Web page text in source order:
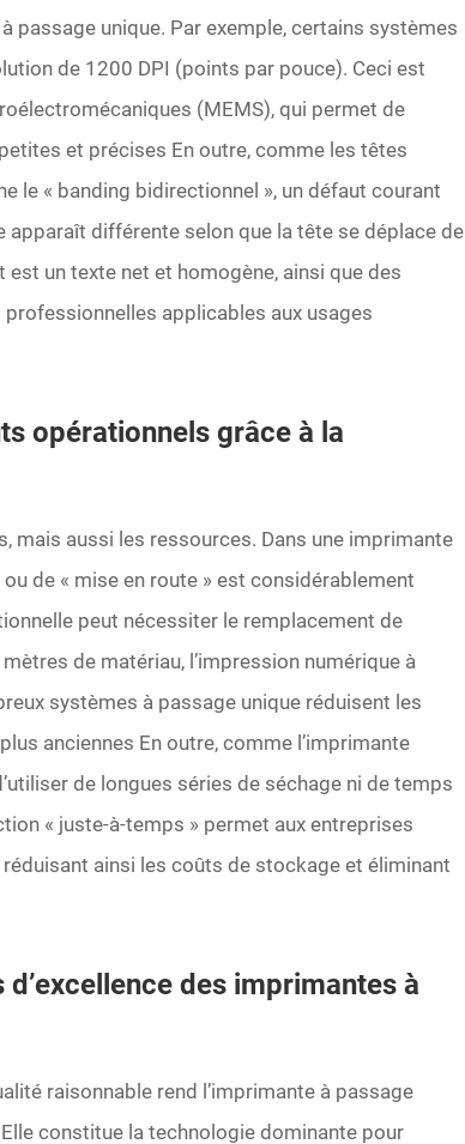
passage unique. Par exemple, certains systèmes
de 1200 DPI (points par pouce). Ceci est
(MEMS), qui permet de
et précises En outre, comme les têtes
le « banding bidirectionnel », un défaut courant
apparaît différente selon que la tête se déplace de
est un texte net et homogène, ainsi que des
applicables aux usages
opérationnels grâce à la
mais aussi les ressources. Dans une imprimante
de « mise en route » est considérablement
peut nécessiter le remplacement de
de matériau, l’impression numérique à
systèmes à passage unique réduisent les
anciennes En outre, comme l’imprimante
de longues séries de séchage ni de temps
« juste-à-temps » permet aux entreprises
ainsi les coûts de stockage et éliminant
des imprimantes à
raisonnable rend l’imprimante à passage
constitue la technologie dominante pour